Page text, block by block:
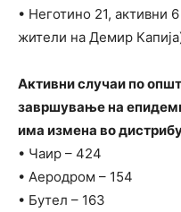
• Неготино 21, активни
жители на Демир
Активни случаи по
завршување на
има измена во
• Чаир – 424
• Аеродром – 154
• Бутел – 163